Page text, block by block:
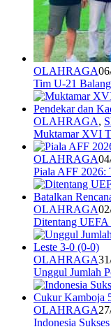
OLAHRAGA
Tim U-21
OLAHRAGA,
Muktamar XVI
OLAHRAGA
Piala AFF 2026:
OLAHRAGA
Ditentang
OLAHRAGA
Unggul Jumlah
OLAHRAGA
Indonesia